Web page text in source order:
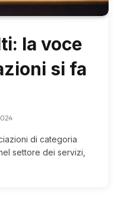
la voce
si fa
di categoria
settore dei servizi,